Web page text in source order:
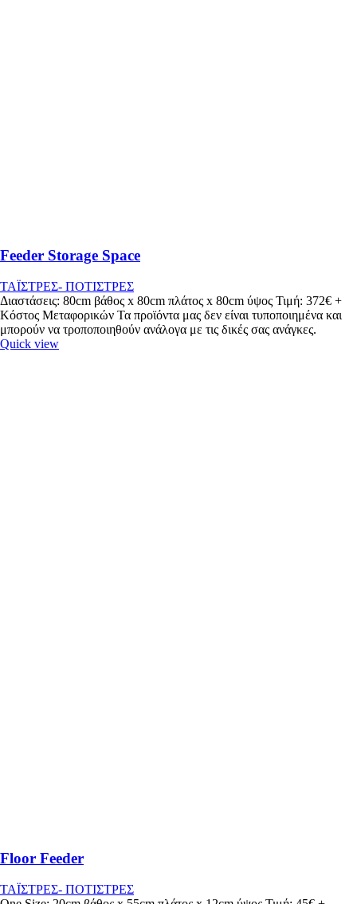
Feeder Storage Space
ΤΑΪΣΤΡΕΣ- ΠΟΤΙΣΤΡΕΣ
Διαστάσεις: 80cm βάθος x 80cm πλάτος x 80cm ύψος Τιμή: 372€ +
Κόστος Μεταφορικών Τα προϊόντα μας δεν είναι τυποποιημένα και
μπορούν να τροποποιηθούν ανάλογα με τις δικές σας ανάγκες.
Quick view
Floor Feeder
ΤΑΪΣΤΡΕΣ- ΠΟΤΙΣΤΡΕΣ